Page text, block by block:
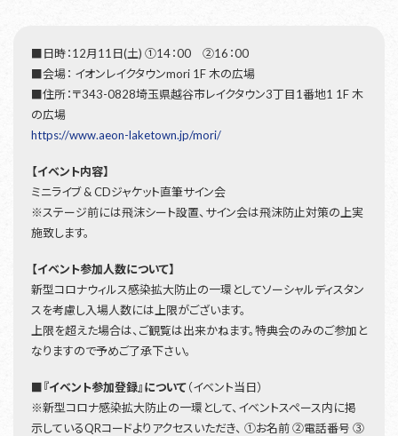
■日時：12月11日(土) ①14：00 ②16：00
■会場： イオンレイクタウンmori 1F 木の広場
■住所：〒343-0828埼玉県越谷市レイクタウン3丁目1番地1 1F 木
の広場
https://www.aeon-laketown.jp/mori/
【イベント内容】
ミニライブ & CDジャケット直筆サイン会
※ステージ前には飛沫シート設置、サイン会は飛沫防止対策の上実
施致します。
【イベント参加人数について】
新型コロナウィルス感染拡大防止の一環としてソーシャルディスタン
スを考慮し入場人数には上限がございます。
上限を超えた場合は、ご観覧は出来かねます。特典会のみのご参加と
なりますので予めご了承下さい。
■『イベント参加登録』について（イベント当日）
※新型コロナ感染拡大防止の一環として、イベントスペース内に掲
示しているQRコードよりアクセスいただき、 ①お名前 ②電話番号 ③